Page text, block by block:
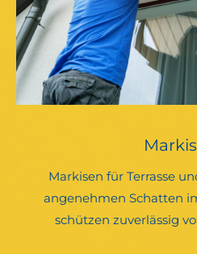
Markisen für Terrasse
angenehmen Schatten
schützen zuverlässig